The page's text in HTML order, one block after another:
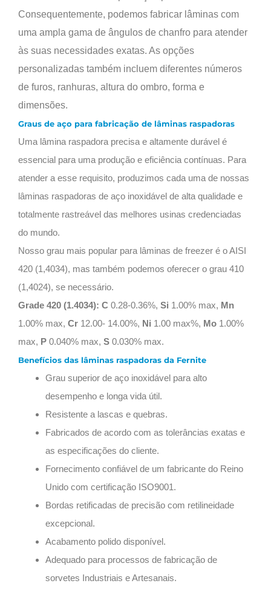
Consequentemente, podemos fabricar lâminas com
uma ampla gama de ângulos de chanfro para atender
às suas necessidades exatas. As opções
personalizadas também incluem diferentes números
de furos, ranhuras, altura do ombro, forma e
dimensões.
Graus de aço para fabricação de lâminas raspadoras
Uma lâmina raspadora precisa e altamente durável é
essencial para uma produção e eficiência contínuas. Para
atender a esse requisito, produzimos cada uma de nossas
lâminas raspadoras de aço inoxidável de alta qualidade e
totalmente rastreável das melhores usinas credenciadas
do mundo.
Nosso grau mais popular para lâminas de freezer é o AISI
420 (1,4034), mas também podemos oferecer o grau 410
(1,4024), se necessário.
Grade 420 (1.4034): C 0.28-0.36%, Si 1.00% max, Mn
1.00% max, Cr 12.00- 14.00%, Ni 1.00 max%, Mo 1.00%
max, P 0.040% max, S 0.030% max.
Benefícios das lâminas raspadoras da Fernite
Grau superior de aço inoxidável para alto
desempenho e longa vida útil.
Resistente a lascas e quebras.
Fabricados de acordo com as tolerâncias exatas e
as especificações do cliente.
Fornecimento confiável de um fabricante do Reino
Unido com certificação ISO9001.
Bordas retificadas de precisão com retilineidade
excepcional.
Acabamento polido disponível.
Adequado para processos de fabricação de
sorvetes Industriais e Artesanais.